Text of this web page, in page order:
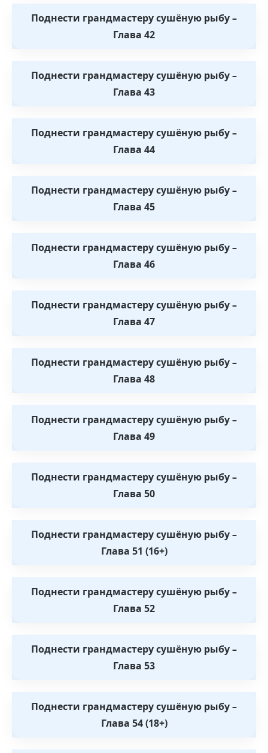
Поднести грандмастеру сушёную рыбу –
Глава 42
Поднести грандмастеру сушёную рыбу –
Глава 43
Поднести грандмастеру сушёную рыбу –
Глава 44
Поднести грандмастеру сушёную рыбу –
Глава 45
Поднести грандмастеру сушёную рыбу –
Глава 46
Поднести грандмастеру сушёную рыбу –
Глава 47
Поднести грандмастеру сушёную рыбу –
Глава 48
Поднести грандмастеру сушёную рыбу –
Глава 49
Поднести грандмастеру сушёную рыбу –
Глава 50
Поднести грандмастеру сушёную рыбу –
Глава 51 (16+)
Поднести грандмастеру сушёную рыбу –
Глава 52
Поднести грандмастеру сушёную рыбу –
Глава 53
Поднести грандмастеру сушёную рыбу –
Глава 54 (18+)